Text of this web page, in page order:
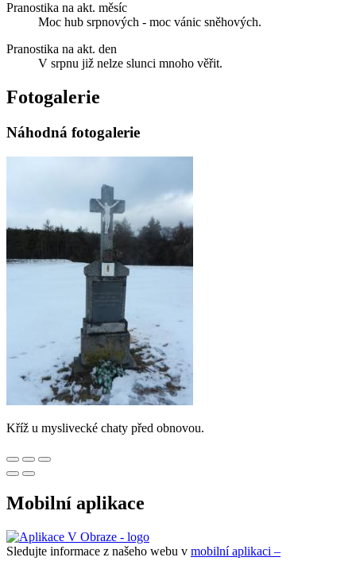
Pranostika na akt. měsíc
Moc hub srpnových - moc vánic sněhových.
Pranostika na akt. den
V srpnu již nelze slunci mnoho věřit.
Fotogalerie
Náhodná fotogalerie
Kříž u myslivecké chaty před obnovou.
Mobilní aplikace
Sledujte informace z našeho webu v mobilní aplikaci –